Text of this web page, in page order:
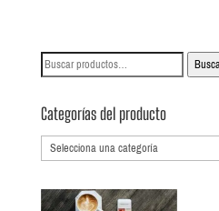
Buscar
Categorías del producto